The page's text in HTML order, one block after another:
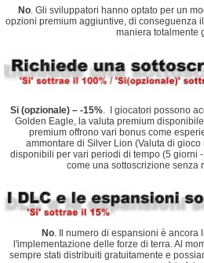
No. Gli sviluppatori hanno optato per un
opzioni premium aggiuntive, di conseguenza
maniera totalmente
Si (opzionale) – -15%. I giocatori possono
Golden Eagle, la valuta premium
premium offrono vari bonus come
ammontare di Silver Lion (Valuta di
disponibili per vari periodi di tempo (5 giorni
come una sottoscrizione senza
No . Il numero di espansioni è
l'implementazione delle forze di terra. Al
sempre stati distribuiti gratuitamente e